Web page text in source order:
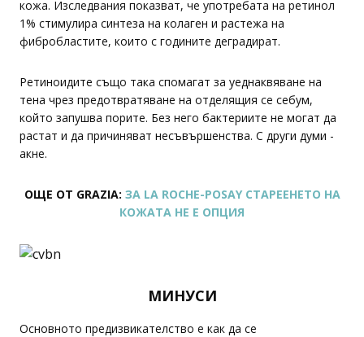
кожа. Изследвания показват, че употребата на ретинол
1% стимулира синтеза на колаген и растежа на
фибробластите, които с годините деградират.
Ретиноидите също така спомагат за уеднаквяване на
тена чрез предотвратяване на отделящия се себум,
който запушва порите. Без него бактериите не могат да
растат и да причиняват несъвършенства. С други думи -
акне.
ОЩЕ ОТ GRAZIA: ЗА LA ROCHE-POSAY СТАРЕЕНЕТО НА
КОЖАТА НЕ Е ОПЦИЯ
МИНУСИ
Основното предизвикателство е как да се